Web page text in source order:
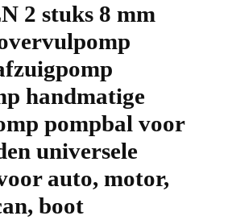
2 stuks 8 mm
handmatige
pompbal voor
universele
auto, motor,
boot